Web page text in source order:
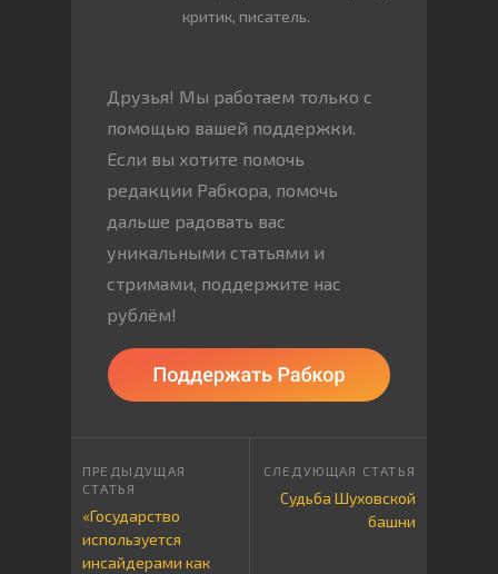
критик, писатель.
Друзья! Мы работаем только с
помощью вашей поддержки.
Если вы хотите помочь
редакции Рабкора, помочь
дальше радовать вас
уникальными статьями и
стримами, поддержите нас
рублём!
«Государство
используется
инсайдерами как
Судьба Шуховской
башни